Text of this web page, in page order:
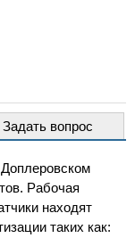
Задать вопрос
Рабочая
находят
таких как: